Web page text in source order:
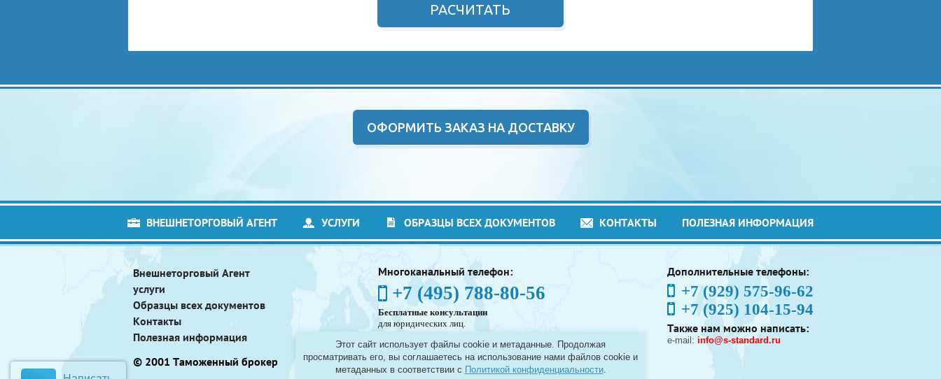
Этот сайт использует файлы cookie и метаданные. Продолжая
просматривать его, вы соглашаетесь на использование нами файлов cookie и
метаданных в соответствии с Политикой конфиденциальности.
РАСЧИТАТЬ
ОФОРМИТЬ ЗАКАЗ НА ДОСТАВКУ
ВНЕШНЕТОРГОВЫЙ АГЕНТ УСЛУГИ ОБРАЗЦЫ ВСЕХ ДОКУМЕНТОВ КОНТАКТЫ ПОЛЕЗНАЯ ИНФОРМАЦИЯ
Внешнеторговый Агент
услуги
Образцы всех документов
Контакты
Полезная информация
© 2001 Таможенный брокер
Многоканальный телефон:
+7 (495) 788-80-56
Бесплатные консультации
для юридических лиц.
Таможенное оформление грузов в аэропортах
Москвы - Шереметьево, Домодедово и Внуково, а
Дополнительные телефоны:
+7 (929) 575-96-62
+7 (925) 104-15-94
Также нам можно написать:
e-mail: info@s-standard.ru